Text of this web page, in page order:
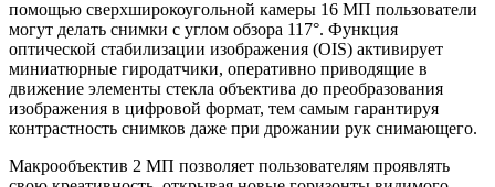
помощью сверхширокоугольной камеры 16 МП пользователи
могут делать снимки с углом обзора 117°. Функция
оптической стабилизации изображения (OIS) активирует
миниатюрные гиродатчики, оперативно приводящие в
движение элементы стекла объектива до преобразования
изображения в цифровой формат, тем самым гарантируя
контрастность снимков даже при дрожании рук снимающего.
Макрообъектив 2 МП позволяет пользователям проявлять